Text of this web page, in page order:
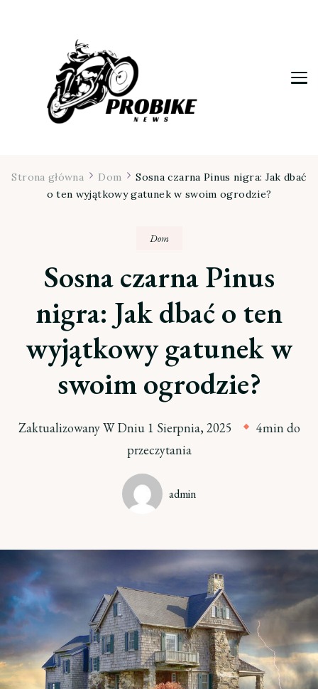
Strona główna Dom
Sosna czarna Pinus nigra: Jak dbać
o ten wyjątkowy gatunek w swoim ogrodzie?
Dom
Sosna czarna Pinus
nigra: Jak dbać o ten
wyjątkowy gatunek w
swoim ogrodzie?
Zaktualizowany W Dniu 1 Sierpnia, 2025
4min do
przeczytania
admin